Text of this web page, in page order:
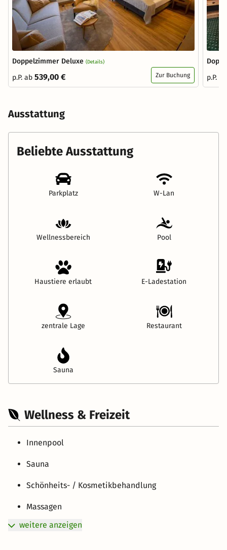
Doppelzimmer Deluxe (Details)
p.P. ab 539,00 € Zur Buchung
p.P.
Ausstattung
Beliebte Ausstattung
Parkplatz W-Lan
Wellnessbereich Pool
Haustiere erlaubt E-Ladestation
zentrale Lage Restaurant
Sauna
Wellness & Freizeit
Innenpool
Sauna
Schönheits- / Kosmetikbehandlung
Massagen
weitere anzeigen